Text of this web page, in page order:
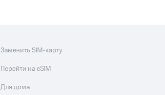
Заменить SIM-карту
Перейти на eSIM
Для дома